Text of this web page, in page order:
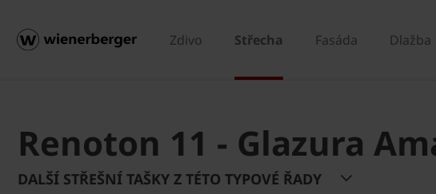
Zdivo Střecha Fasáda Dlažba
Renoton 11 - Glazura
DALŠÍ STŘEŠNÍ TAŠKY Z TÉTO TYPOVÉ ŘADY